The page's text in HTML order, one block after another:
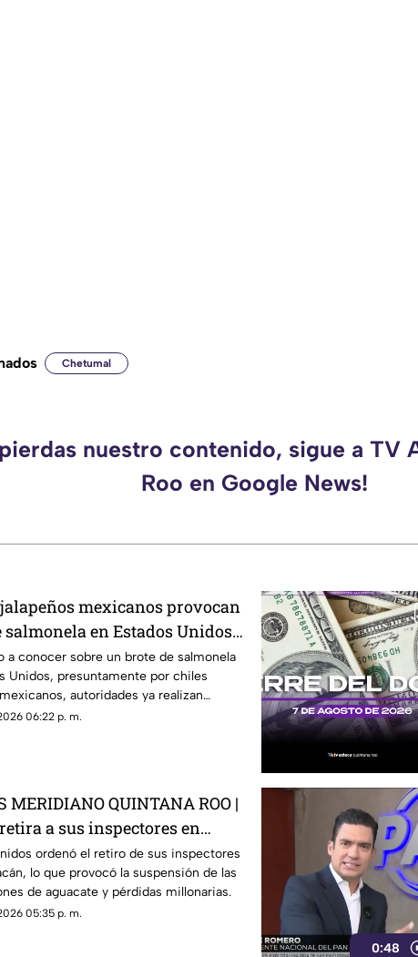
Chetumal
nuestro contenido, sigue a TV
Roo en Google News!
mexicanos provocan
salmonela en Estados Unidos?
saber
a conocer sobre un brote de salmonela
Unidos, presuntamente por chiles
autoridades ya realizan
06:22 p. m.
MERIDIANO QUINTANA ROO |
retira a sus inspectores en
y provocá la suspensión de
de aguacate
ordenó el retiro de sus inspectores
lo que provocó la suspensión de las
de aguacate y pérdidas millonarias.
05:35 p. m.
0:48